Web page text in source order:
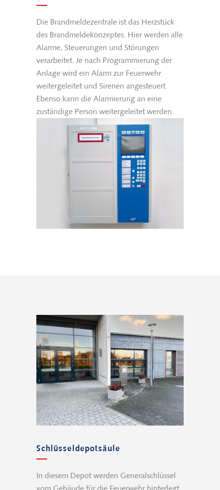
Die Brandmeldezentrale ist das Herzstück
des Brandmeldekonzeptes. Hier werden alle
Alarme, Steuerungen und Störungen
verarbeitet. Je nach Programmierung der
Anlage wird ein Alarm zur Feuerwehr
weitergeleitet und Sirenen angesteuert.
Ebenso kann die Alarmierung an eine
zuständige Person weitergeleitet werden.
Schlüsseldepotsäule
In diesem Depot werden Generalschlüssel